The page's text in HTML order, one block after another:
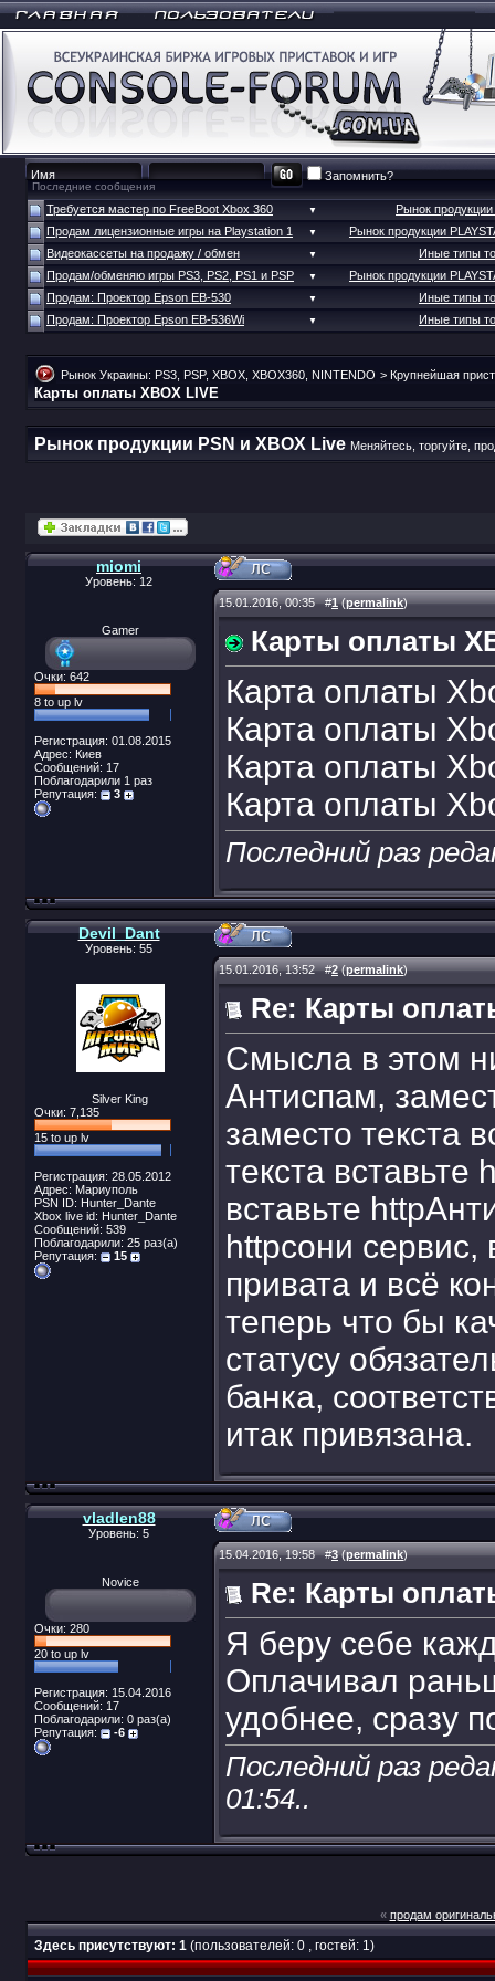
Запомнить?
Последние сообщения
Требуется мастер по FreeBoot Xbox 360 ▼
Рынок продукции
Продам лицензионные игры на Playstation 1
▼
Рынок продукции
Видеокассеты на продажу / обмен
▼
Иные типы
Продам/обменяю игры PS3, PS2, PS1 и PSP
▼
Рынок продукции
Продам: Проектор Epson EB-530
▼
Иные типы
Продам: Проектор Epson EB-536Wi
▼ Иные типы
Рынок Украины: PS3, PSP, XBOX, XBOX360, NINTENDO > Крупнейшая
Карты оплаты XBOX LIVE
Рынок продукции PSN и XBOX Live Меняйтесь, торгуйте,
miomi
Уровень: 12
Gamer
Очки: 642
8 to up lv
Регистрация: 01.08.2015
Адрес: Киев
Сообщений: 17
Поблагодарили 1 раз
Репутация:
3
15.01.2016, 00:35#1(permalink)
Карты оплаты
Карта оплаты
Карта оплаты
Карта оплаты
Карта оплаты
Последний раз
Devil_Dant
Уровень: 55
Silver King
Очки: 7,135
15 to up lv
Регистрация: 28.05.2012
Адрес: Мариуполь
PSN ID: Hunter_Dante
Xbox live id: Hunter_Dante
Сообщений: 539
Поблагодарили: 25 раз(а)
Репутация:
15
15.01.2016, 13:52#2(permalink)
Re: Карты
Смысла в этом
Антиспам,
заместо текста
текста вставьте
вставьте
httpсони сервис,
привата и всё
теперь что бы
статусу
банка,
итак привязана.
vladlen88
Уровень: 5
Novice
Очки: 280
20 to up lv
Регистрация: 15.04.2016
Сообщений: 17
Поблагодарили: 0 раз(а)
Репутация:
-6
15.04.2016, 19:58#3(permalink)
Re: Карты
Я беру себе
Оплачивал
удобнее, сразу
Последний раз
01:54..
« продам
Здесь присутствуют: 1 (пользователей: 0 , гостей: 1)